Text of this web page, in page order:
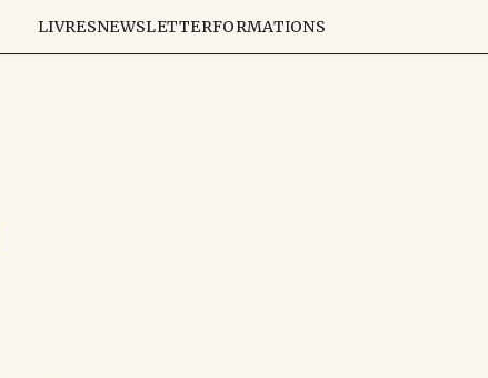
LIVRESNEWSLETTERFORMATIONS